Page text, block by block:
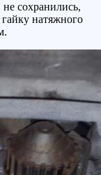
сохранились,
натяжного